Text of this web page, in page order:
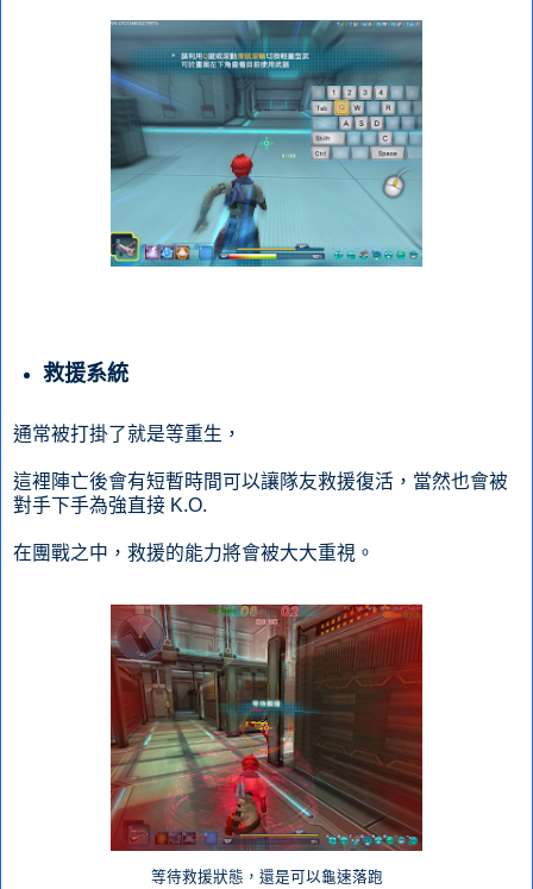
救援系統
通常被打掛了就是等重生，
這裡陣亡後會有短暫時間可以讓隊友救援復活，當然也會被
對手下手為強直接 K.O.
在團戰之中，救援的能力將會被大大重視。
等待救援狀態，還是可以龜速落跑